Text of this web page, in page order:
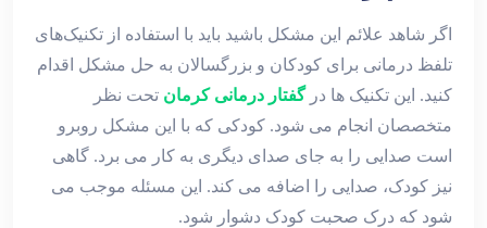
اگر شاهد علائم این مشکل باشید باید با استفاده از تکنیک‌های
تلفظ درمانی برای کودکان و بزرگسالان به حل مشکل اقدام
کنید. این تکنیک ها در گفتار درمانی کرمان تحت نظر
متخصصان انجام می شود. کودکی که با این مشکل روبرو
است صدایی را به جای صدای دیگری به کار می برد. گاهی
نیز کودک، صدایی را اضافه می کند. این مسئله موجب می
شود که درک صحبت کودک دشوار شود.